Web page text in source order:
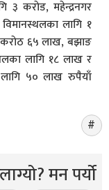
३ कराेड, महेन्द्रनगर
लागि १
कराेठ ६५ लाख, बझाङ
लागि १८ लाख र
लागि ५० लाख रुपैयाँ
मन पर्यो